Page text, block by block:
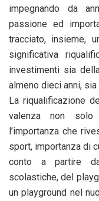
impegnando da
passione ed
tracciato, insieme,
significativa
investimenti sia
almeno dieci anni,
La riqualificazione
valenza non
l’importanza che
sport, importanza di
conto a partire
scolastiche, del
un playground nel